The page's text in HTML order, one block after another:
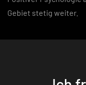
Gebiet stetig weiter.